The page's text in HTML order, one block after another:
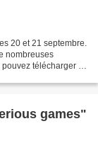
20 et 21 septembre.
nombreuses
télécharger le
games"